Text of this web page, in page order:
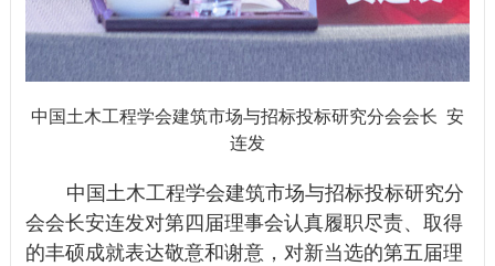
中国土木工程学会建筑市场与招标投标研究分会会长 安
连发
中国土木工程学会建筑市场与招标投标研究分
会会长安连发对第四届理事会认真履职尽责、取得
的丰硕成就表达敬意和谢意，对新当选的第五届理